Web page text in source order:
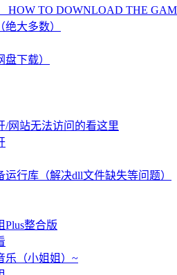
HOW TO DOWNLOAD THE
大多数）
下载）
/网站无法访问的看这里
运行库（解决dll文件缺失等问题）
Plus整合版
乐（小姐姐）~